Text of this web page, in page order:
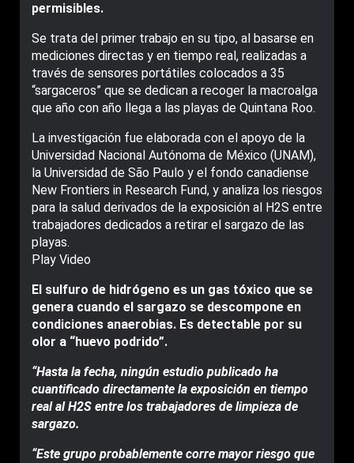
permisibles.
Se trata del primer trabajo en su tipo, al basarse en
mediciones directas y en tiempo real, realizadas a
través de sensores portátiles colocados a 35
“sargaceros” que se dedican a recoger la macroalga
que año con año llega a las playas de Quintana Roo.
La investigación fue elaborada con el apoyo de la
Universidad Nacional Autónoma de México (UNAM),
la Universidad de São Paulo y el fondo canadiense
New Frontiers in Research Fund, y analiza los riesgos
para la salud derivados de la exposición al H2S entre
trabajadores dedicados a retirar el sargazo de las
playas.
Play Video
El sulfuro de hidrógeno es un gas tóxico que se
genera cuando el sargazo se descompone en
condiciones anaerobias. Es detectable por su
olor a “huevo podrido”.
“Hasta la fecha, ningún estudio publicado ha
cuantificado directamente la exposición en tiempo
real al H2S entre los trabajadores de limpieza de
sargazo.
“Este grupo probablemente corre mayor riesgo que